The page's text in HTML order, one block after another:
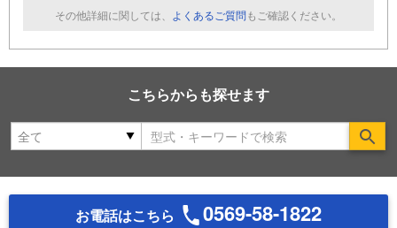
その他詳細に関しては、 よくあるご質問もご確認ください。
こちらからも探せます
お電話はこちら 0569-58-1822